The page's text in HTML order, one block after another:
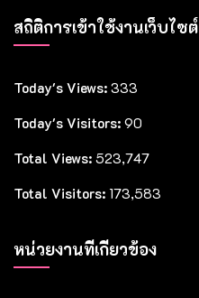
สถิติการเข้าใช้งานเว็บไซต์
Today's Views: 333
Today's Visitors: 90
Total Views: 523,747
Total Visitors: 173,583
หน่วยงานที่เกี่ยวข้อง